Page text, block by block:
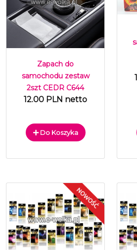
Zapach do
samochodu zestaw
2szt CEDR C644
12.00 PLN netto
Do Koszyka